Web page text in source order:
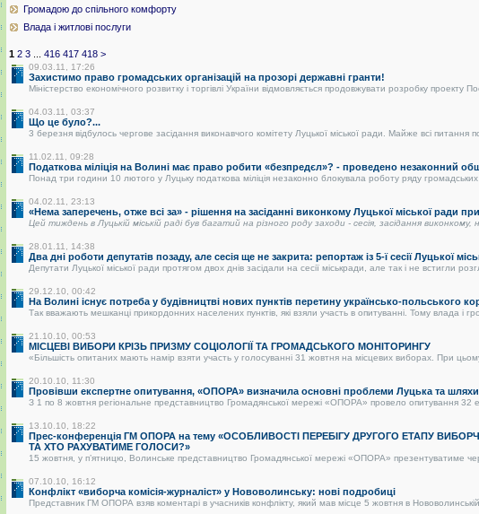
Громадою до спільного комфорту
Влада і житлові послуги
1 2 3 416 417 418 >
09.03.11, 17:26
Захистимо право громадських організацій на прозорі державні гранти!
Міністерство економічного розвитку і торгівлі України відмовляється продовжувати розробку проекту
04.03.11, 03:37
Що це було?...
3 березня відбулось чергове засідання виконавчого комітету Луцької міської ради. Майже всі питання
11.02.11, 09:28
Податкова міліція на Волині має право робити «безпредєл»? - проведено незаконний
Понад три години 10 лютого у Луцьку податкова міліція незаконно блокувала роботу ряду громадських
04.02.11, 23:13
«Нема заперечень, отже всі за» - рішення на засіданні виконкому Луцької міської ради
Цей тиждень в Луцькій міській раді був багатий на різного роду заходи - сесія, засідання виконкому,
28.01.11, 14:38
Два дні роботи депутатів позаду, але сесія ще не закрита: репортаж із 5-ї сесії Луцької
Депутати Луцької міської ради протягом двох днів засідали на сесії міськради, але так і не встигли
29.12.10, 00:42
На Волині існує потреба у будівництві нових пунктів перетину українсько-польського
Так вважають мешканці прикордонних населених пунктів, які взяли участь в опитуванні. Тому влада і
21.10.10, 00:53
МІСЦЕВІ ВИБОРИ КРІЗЬ ПРИЗМУ СОЦІОЛОГІЇ ТА ГРОМАДСЬКОГО МОНІТОРИНГУ
«Більшість опитаних мають намір взяти участь у голосуванні 31 жовтня на місцевих виборах. При
20.10.10, 11:30
Провівши експертне опитування, «ОПОРА» визначила основні проблеми Луцька та шляхи
З 1 по 8 жовтня регіональне представництво Громадянської мережі «ОПОРА» провело опитування 32
13.10.10, 18:22
Прес-конференція ГМ ОПОРА на тему «ОСОБЛИВОСТІ ПЕРЕБІГУ ДРУГОГО ЕТАПУ
ТА ХТО РАХУВАТИМЕ ГОЛОСИ?»
15 жовтня, у п’ятницю, Волинське представництво Громадянської мережі «ОПОРА» презентуватиме
07.10.10, 16:12
Конфлікт «виборча комісія-журналіст» у Нововолинську: нові подробиці
Представник ГМ ОПОРА взяв коментарі в учасників конфлікту, який мав місце 5 жовтня в Нововолинській